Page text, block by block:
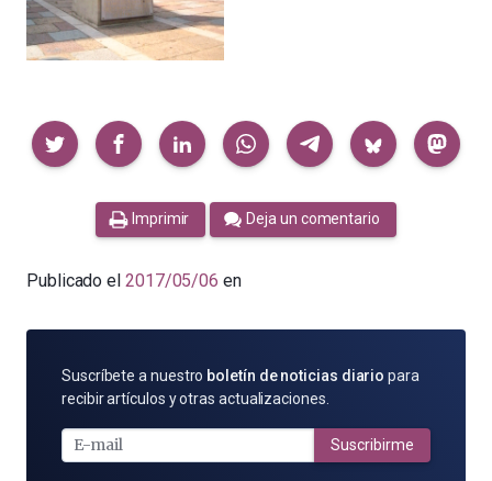
Compartir
Imprimir Deja un comentario
Publicado el 2017/05/06 en
SUSCRÍBETE
POR
MAIL
Suscríbete a nuestro boletín de noticias diario para
recibir artículos y otras actualizaciones.
Suscribirme